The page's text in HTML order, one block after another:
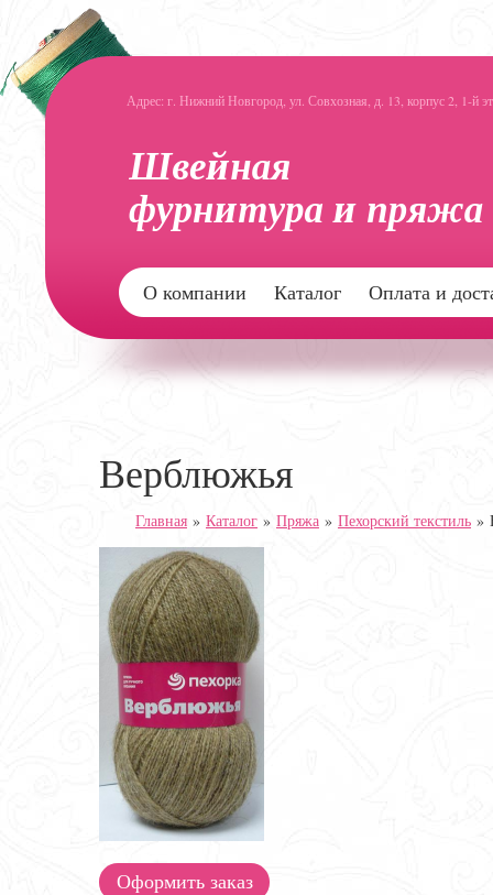
Адрес: г. Нижний Новгород, ул. Совхозная, д. 13, корпус 2, 1-й
О компании Каталог Оплата и
Верблюжья
Главная » Каталог » Пряжа » Пехорский текстиль »
Оформить заказ